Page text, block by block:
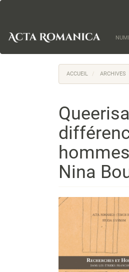
principal
latérale
ACCUEIL ARCHIVES
Nina
Barre
latérale
l'article